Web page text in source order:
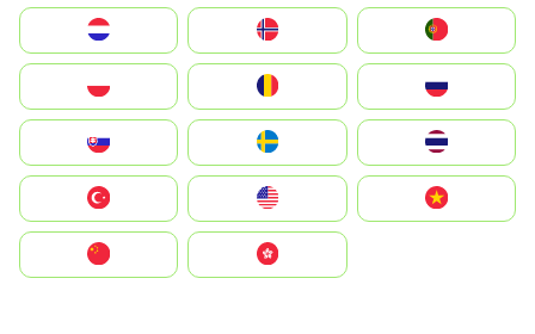
United States
中國香港特別行政區